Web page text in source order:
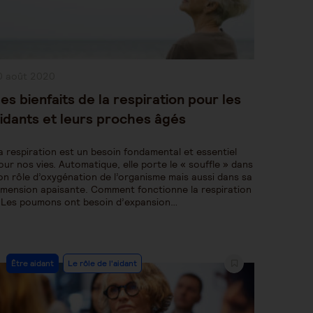
bienfaits de la respiration pour les
et leurs proches âgés
respiration est un besoin fondamental et essentiel
nos vies. Automatique, elle porte le « souffle » dans
rôle d’oxygénation de l’organisme mais aussi dans sa
apaisante. Comment fonctionne la respiration
poumons ont besoin d’expansion…
Post
Category:
Être aidant Le rôle de l'aidant